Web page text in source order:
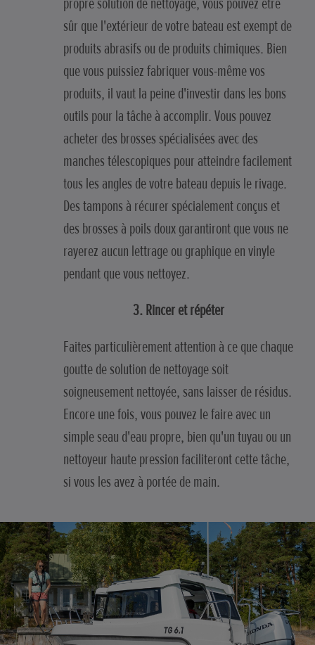
propre solution de nettoyage, vous pouvez être
sûr que l'extérieur de votre bateau est exempt de
produits abrasifs ou de produits chimiques. Bien
que vous puissiez fabriquer vous-même vos
produits, il vaut la peine d'investir dans les bons
outils pour la tâche à accomplir. Vous pouvez
acheter des brosses spécialisées avec des
manches télescopiques pour atteindre facilement
tous les angles de votre bateau depuis le rivage.
Des tampons à récurer spécialement conçus et
des brosses à poils doux garantiront que vous ne
rayerez aucun lettrage ou graphique en vinyle
pendant que vous nettoyez.
3. Rincer et répéter
Faites particulièrement attention à ce que chaque
goutte de solution de nettoyage soit
soigneusement nettoyée, sans laisser de résidus.
Encore une fois, vous pouvez le faire avec un
simple seau d'eau propre, bien qu'un tuyau ou un
nettoyeur haute pression faciliteront cette tâche,
si vous les avez à portée de main.